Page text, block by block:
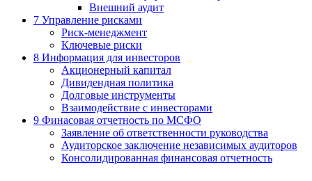
Внешний аудит
7 Управление рисками
Риск-менеджмент
Ключевые риски
8 Информация для инвесторов
Акционерный капитал
Дивидендная политика
Долговые инструменты
Взаимодействие с инвеcторами
9 Финасовая отчетность по МСФО
Заявление об ответственности руководства
Аудиторское заключение независимых аудиторов
Консолидированная финансовая отчетность